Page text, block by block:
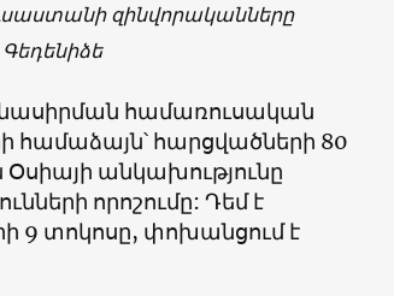
զինվորականները
Գեդենիձե
համառուսական
համաձայն՝ հարցվածների 80
անկախությունը
որոշումը: Դեմ է
9 տոկոսը, փոխանցում է